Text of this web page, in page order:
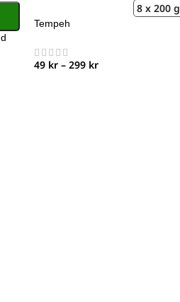
8 x 200 g
Tempeh
49 kr – 299 kr